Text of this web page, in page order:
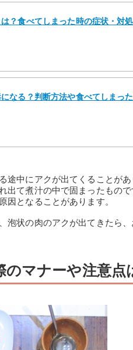
？食べてしまった時の症状・対
なる？判断方法や食べてしまっ
途中にアクが出てくることが
出て煮汁の中で固まったもの
因となることがあります。
泡状の肉のアクが出てきたら
マナーや注意点